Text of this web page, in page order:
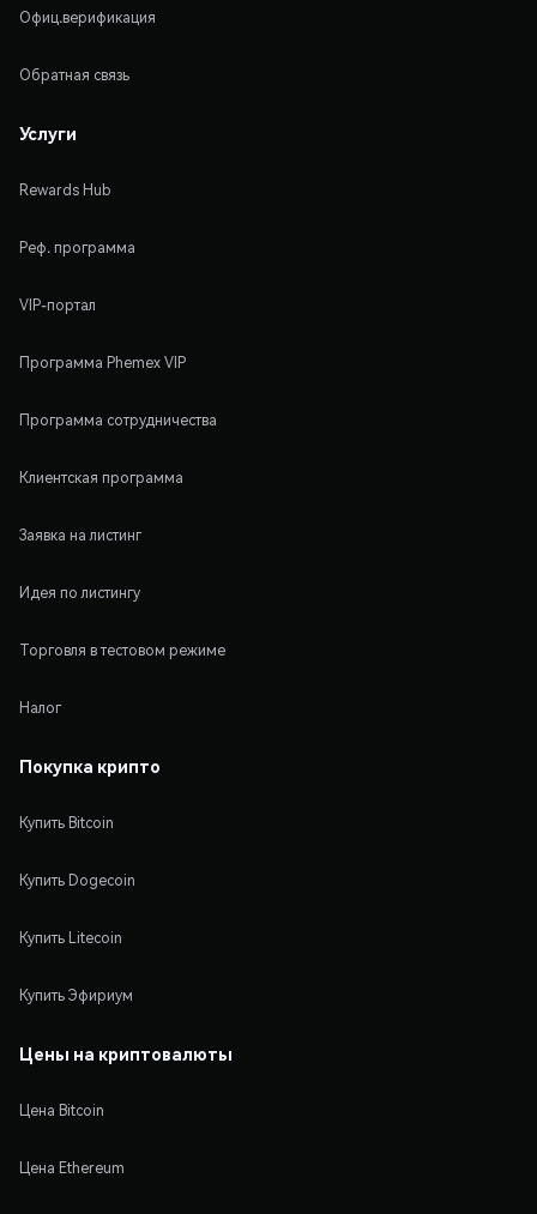
Офиц.верификация
Обратная связь
Услуги
Rewards Hub
Реф. программа
VIP-портал
Программа Phemex VIP
Программа сотрудничества
Клиентская программа
Заявка на листинг
Идея по листингу
Торговля в тестовом режиме
Налог
Покупка крипто
Купить Bitcoin
Купить Dogecoin
Купить Litecoin
Купить Эфириум
Цены на криптовалюты
Цена Bitcoin
Цена Ethereum